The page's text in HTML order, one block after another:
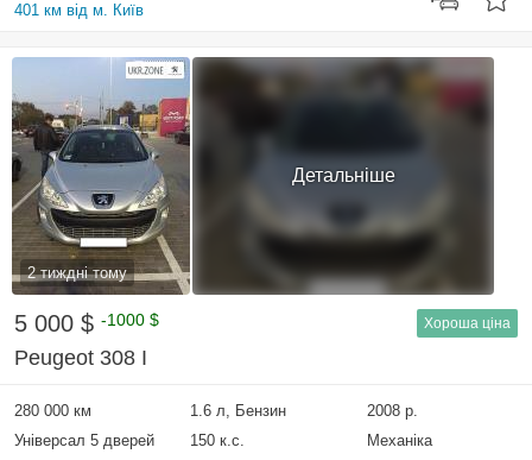
401 км від м. Київ
2 тиждні тому
Детальніше
5 000 $ -1000 $ Хороша ціна
Peugeot 308 I
280 000 км 1.6 л, Бензин
2008 р.
Універсал 5 дверей
150 к.с.
Механіка